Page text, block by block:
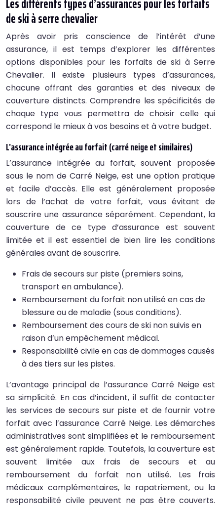
Les différents types d’assurances pour les forfaits
de ski à serre chevalier
Après avoir pris conscience de l’intérêt d’une
assurance, il est temps d’explorer les différentes
options disponibles pour les forfaits de ski à Serre
Chevalier. Il existe plusieurs types d’assurances,
chacune offrant des garanties et des niveaux de
couverture distincts. Comprendre les spécificités de
chaque type vous permettra de choisir celle qui
correspond le mieux à vos besoins et à votre budget.
L’assurance intégrée au forfait (carré neige et similaires)
L’assurance intégrée au forfait, souvent proposée
sous le nom de Carré Neige, est une option pratique
et facile d’accès. Elle est généralement proposée
lors de l’achat de votre forfait, vous évitant de
souscrire une assurance séparément. Cependant, la
couverture de ce type d’assurance est souvent
limitée et il est essentiel de bien lire les conditions
générales avant de souscrire.
Frais de secours sur piste (premiers soins,
transport en ambulance).
Remboursement du forfait non utilisé en cas de
blessure ou de maladie (sous conditions).
Remboursement des cours de ski non suivis en
raison d’un empêchement médical.
Responsabilité civile en cas de dommages causés
à des tiers sur les pistes.
L’avantage principal de l’assurance Carré Neige est
sa simplicité. En cas d’incident, il suffit de contacter
les services de secours sur piste et de fournir votre
forfait avec l’assurance Carré Neige. Les démarches
administratives sont simplifiées et le remboursement
est généralement rapide. Toutefois, la couverture est
souvent limitée aux frais de secours et au
remboursement du forfait non utilisé. Les frais
médicaux complémentaires, le rapatriement, ou la
responsabilité civile peuvent ne pas être couverts.